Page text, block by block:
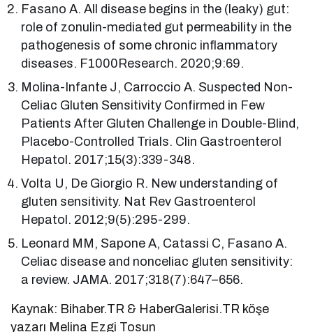
Fasano A. All disease begins in the (leaky) gut:
role of zonulin-mediated gut permeability in the
pathogenesis of some chronic inflammatory
diseases. F1000Research. 2020;9:69.
Molina-Infante J, Carroccio A. Suspected Non-
Celiac Gluten Sensitivity Confirmed in Few
Patients After Gluten Challenge in Double-Blind,
Placebo-Controlled Trials. Clin Gastroenterol
Hepatol. 2017;15(3):339-348.
Volta U, De Giorgio R. New understanding of
gluten sensitivity. Nat Rev Gastroenterol
Hepatol. 2012;9(5):295-299.
Leonard MM, Sapone A, Catassi C, Fasano A.
Celiac disease and nonceliac gluten sensitivity:
a review. JAMA. 2017;318(7):647–656.
Kaynak: Bihaber.TR & HaberGalerisi.TR köşe
yazarı Melina Ezgi Tosun